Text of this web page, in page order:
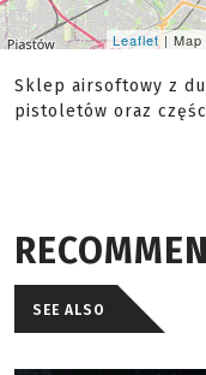
Leaflet| Map
Sklep airsoftowy z
pistoletów oraz
SEE ALSO